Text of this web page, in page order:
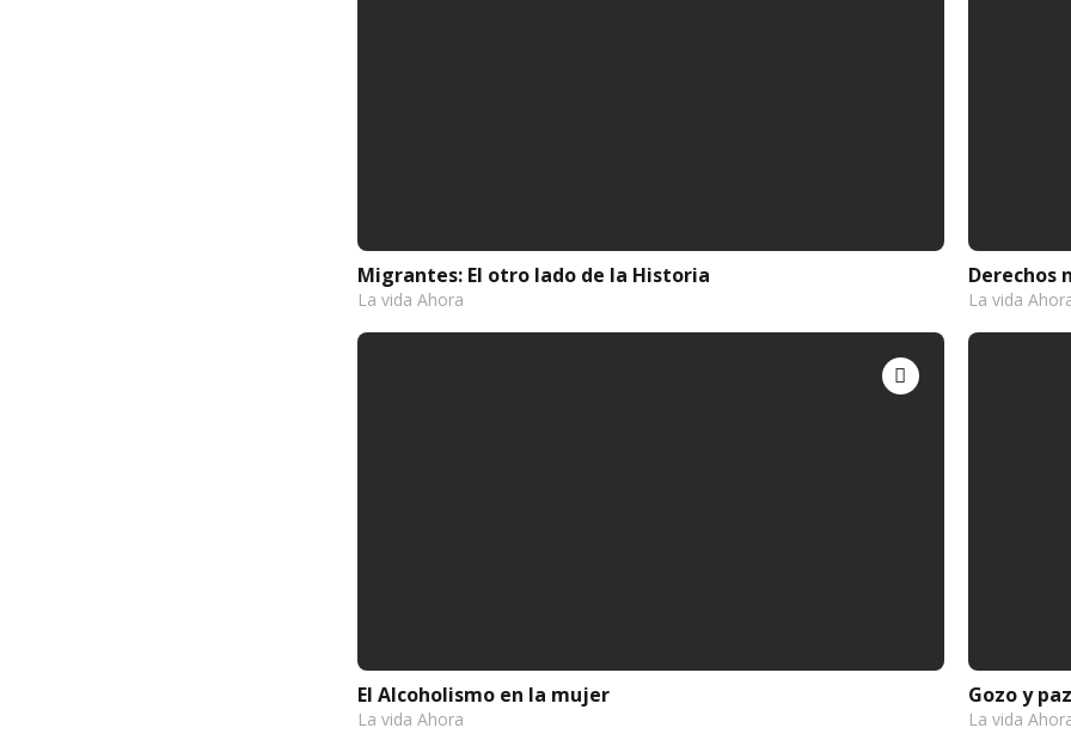
Migrantes: El otro lado de la Historia
La vida Ahora
Derechos
La vida
El Alcoholismo en la mujer
La vida Ahora
Gozo y
La vida